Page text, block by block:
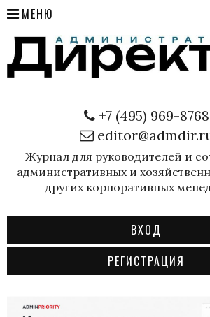
МЕНЮ
+7 (495) 969-8768
Журнал для руководителей и
административных и
других корпоративных
ВХОД
РЕГИСТРАЦИЯ